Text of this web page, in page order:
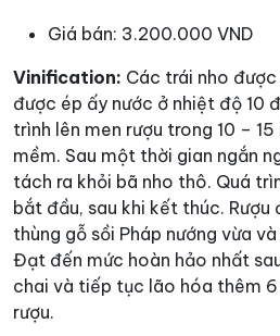
Giá bán: 3.200.000 VND
Vinification: Các trái nho
được ép ấy nước ở nhiệt độ 10
trình lên men rượu trong 10 –
mềm. Sau một thời gian ngắn
tách ra khỏi bã nho thô. Quá
bắt đầu, sau khi kết thúc.
thùng gỗ sồi Pháp nướng vừa
Đạt đến mức hoàn hảo nhất
chai và tiếp tục lão hóa thêm
rượu.